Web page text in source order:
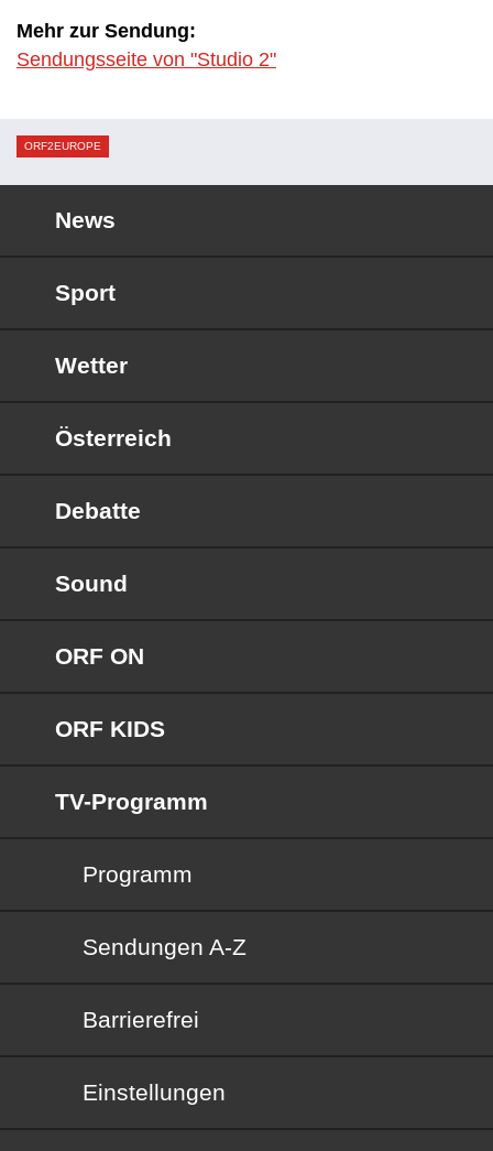
Mehr zur Sendung:
Sendungsseite von "Studio 2"
ORF2EUROPE
News
Sport
Wetter
Österreich
Debatte
Sound
ORF ON
ORF KIDS
TV-Programm
Programm
Sendungen von A bis Z
Sendungen A-Z
Barrierefrei
Barrierefrei
Einstellungen